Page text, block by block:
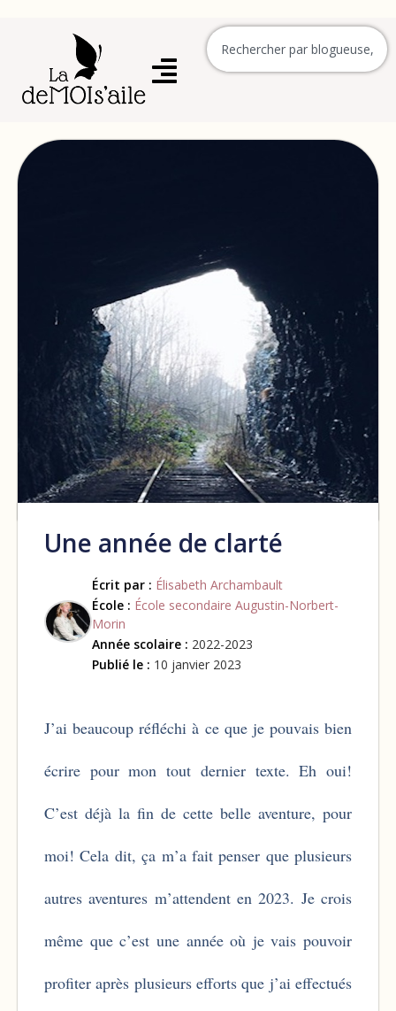
Une année de clarté
Écrit par : Élisabeth Archambault
École : École secondaire Augustin-Norbert-
Morin
Année scolaire : 2022-2023
Publié le : 10 janvier 2023
J’ai beaucoup réfléchi à ce que je pouvais bien
écrire pour mon tout dernier texte. Eh oui!
C’est déjà la fin de cette belle aventure, pour
moi! Cela dit, ça m’a fait penser que plusieurs
autres aventures m’attendent en 2023. Je crois
même que c’est une année où je vais pouvoir
profiter après plusieurs efforts que j’ai effectués